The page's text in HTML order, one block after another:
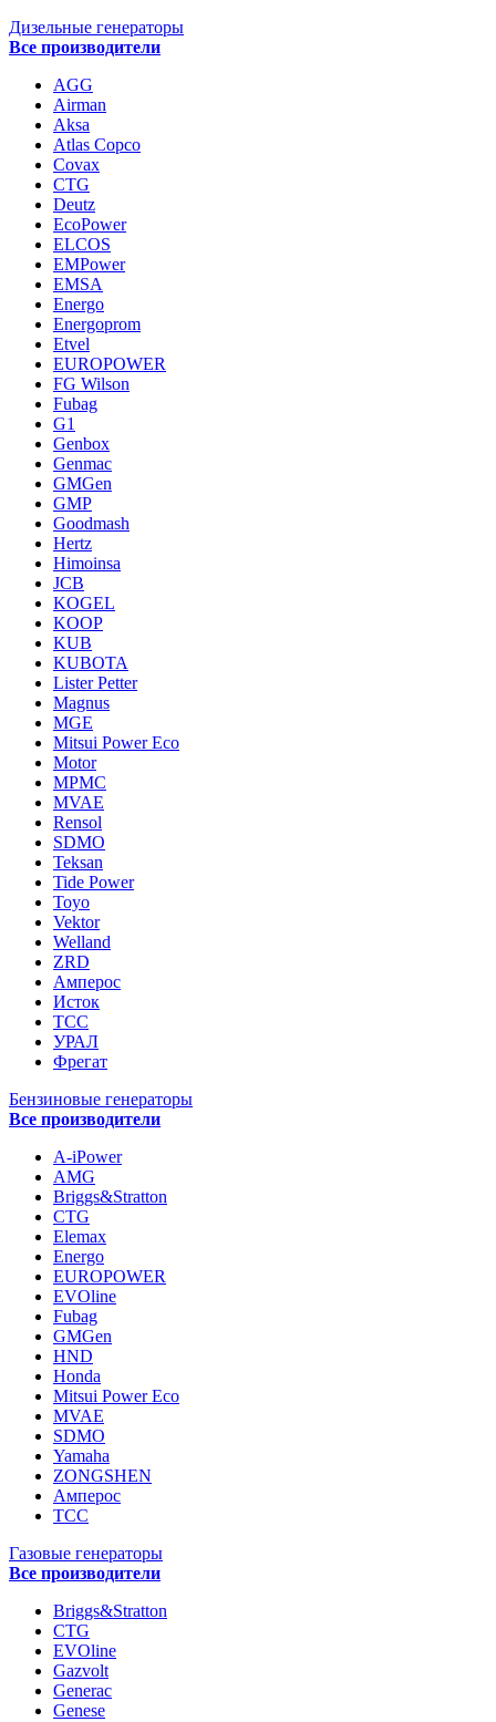
Дизельные генераторы
Все производители
AGG
Airman
Aksa
Atlas Copco
Covax
CTG
Deutz
EcoPower
ELCOS
EMPower
EMSA
Energo
Energoprom
Etvel
EUROPOWER
FG Wilson
Fubag
G1
Genbox
Genmac
GMGen
GMP
Goodmash
Hertz
Himoinsa
JCB
KOGEL
KOOP
KUB
KUBOTA
Lister Petter
Magnus
MGE
Mitsui Power Eco
Motor
MPMC
MVAE
Rensol
SDMO
Teksan
Tide Power
Toyo
Vektor
Welland
ZRD
Амперос
Исток
ТСС
УРАЛ
Фрегат
Бензиновые генераторы
Все производители
A-iPower
AMG
Briggs&Stratton
CTG
Elemax
Energo
EUROPOWER
EVOline
Fubag
GMGen
HND
Honda
Mitsui Power Eco
MVAE
SDMO
Yamaha
ZONGSHEN
Амперос
ТСС
Газовые генераторы
Все производители
Briggs&Stratton
CTG
EVOline
Gazvolt
Generac
Genese